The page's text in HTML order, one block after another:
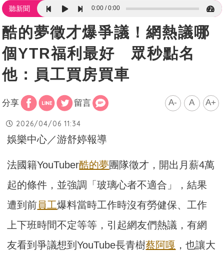
聽新聞 0:00 0:00
酷的夢徵才爆爭議！網熱議哪
個YTR福利最好 眾秒點名
他：員工買房買車
分享 留言 A- A A+
2026/04/06 11:34
娛樂中心／游舒婷報導
法國籍YouTuber酷的夢團隊徵才，開出月薪4萬
起的條件，並強調「玻璃心者不適合」，結果
遭到前員工爆料當時工作時沒有勞健保、工作
上下班時間不定等等，引起網友們熱議，有網
友看到爭議想到YouTube長青樹蔡阿嘎 ，也讓大